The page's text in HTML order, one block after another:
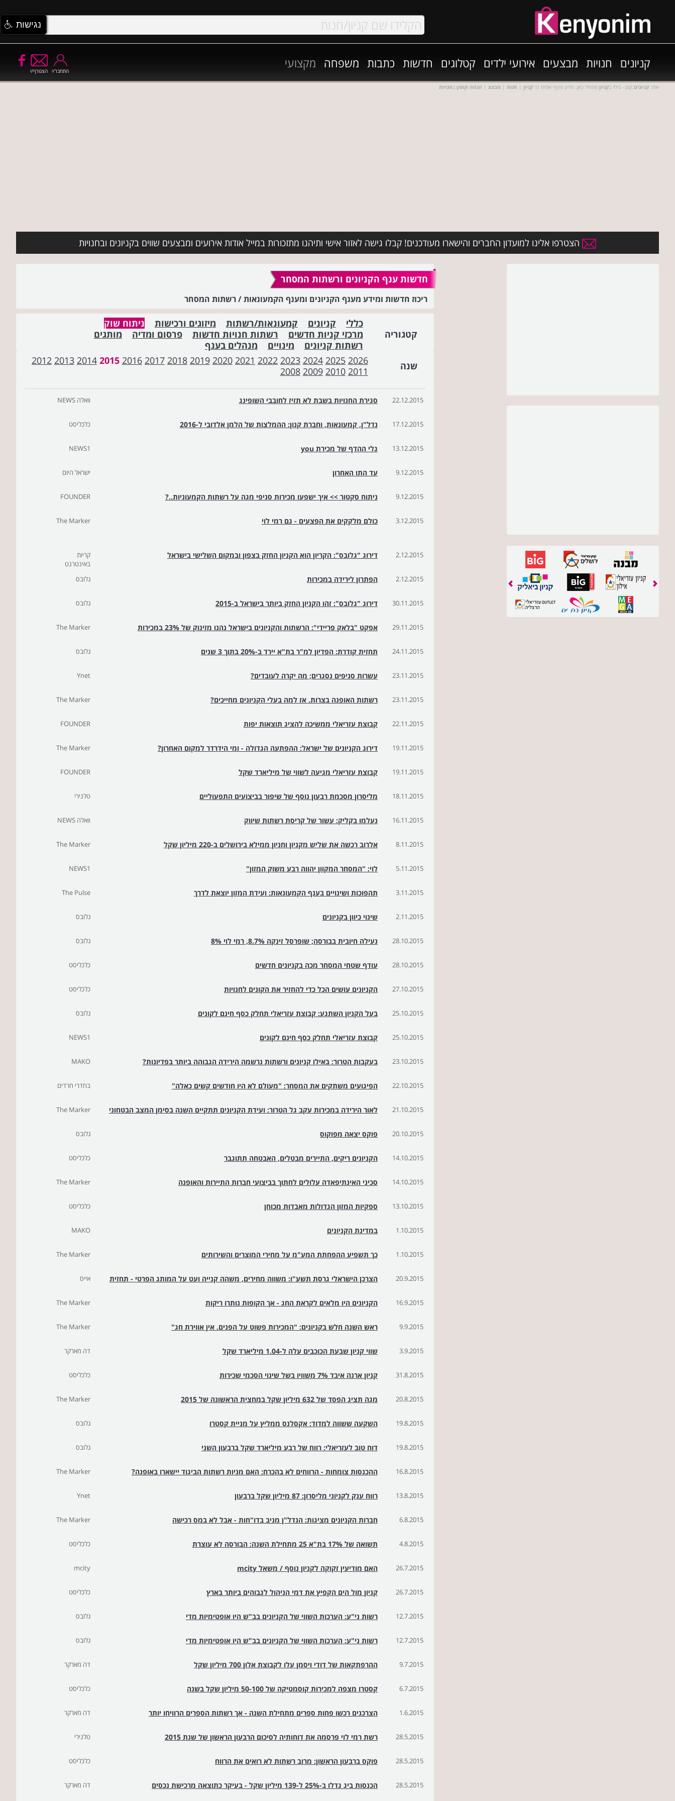
קניונים חנויות מבצעים אירועי ילדים קטלוגים חדשות כתבות משפחה מקצועי
הצטרף/י התחבר/י
אתר קניונים.קום - בילוי בקניון מתחיל כאן. מידע מקיף אודות כל קניון | חנות | מבצע | הנחה וקופון בחנויות
הצטרפו אלינו למועדון החברים והישארו מעודכנים! קבלו גישה לאזור אישי ותיהנו מתזכורות במייל אודות אירועים ומבצעים שווים בקניונים ובחנויות
חדשות ענף הקניונים ורשתות המסחר
ריכוז חדשות ומידע מענף הקניונים ומענף הקמעונאות / רשתות המסחר
קטגוריה
כללי קניונים קמעונאות/רשתות מיזוגים ורכישות
ניתוח שוק
מרכזי קניות חדשים
רשתות חנויות חדשות פרסום ומדיה
מותגים
רשתות קניונים
מינויים
מנהלים בענף
שנה
2026
2025
2024
2023
2022
2021
2020
2019
2018
2017
2016
2015
2014
2013
2012
2011
2010
2009
2008
22.12.2015 סגירת החנויות בשבת לא תזיז לחובבי השופינג וואלה NEWS
17.12.2015 נדל"ן, קמעונאות, וחברת קנון: ההמלצות של הלמן אלדובי ל-2016 כלכליסט
13.12.2015 גלי ההדף של מכירת you NEWS1
9.12.2015 עד התו האחרון ישראל היום
9.12.2015 ניתוח סקטור >> איך ישפעו מכירות סניפי מגה על רשתות הקמעוניות..? FOUNDER
3.12.2015 כולם מלקקים את הפצעים - גם רמי לוי The Marker
2.12.2015 דירוג "גלובס": הקריון הוא הקניון החזק בצפון ובמקום השלישי בישראל
קריות
באינטרנט
2.12.2015
הפתרון לירידה במכירות גלובס
30.11.2015 דירוג "גלובס": זהו הקניון החזק ביותר בישראל ב-2015 גלובס
29.11.2015 אפקט "בלאק פריידי": הרשתות והקניונים בישראל נהנו מזינוק של 23% במכירות The Marker
24.11.2015 תחזית קודרת: הפדיון למ"ר בת"א יירד ב-20% בתוך 3 שנים גלובס
23.11.2015 עשרות סניפים נסגרים; מה יקרה לעובדים? Ynet
23.11.2015 רשתות האופנה בצרות. אז למה בעלי הקניונים מחייכים? The Marker
22.11.2015 קבוצת עזריאלי ממשיכה להציג תוצאות יפות FOUNDER
19.11.2015 דירוג הקניונים של ישראל: ההפתעה הגדולה - ומי הידרדר למקום האחרון? The Marker
19.11.2015 קבוצת עזריאלי מגיעה לשווי של מיליארד שקל FOUNDER
18.11.2015 מליסרון מסכמת רבעון נוסף של שיפור בביצועים התפעוליים טלנירי
16.11.2015 נעלמו בקליק: עשור של קריסת רשתות שיווק וואלה NEWS
8.11.2015 אלרוב רכשה את שליש מקניון וחניון ממילא בירושלים ב-220 מיליון שקל The Marker
5.11.2015 לוי: "המסחר המקוון יהווה רבע משוק המזון" NEWS1
3.11.2015 תהפוכות ושינויים בענף הקמעונאות: ועידת המזון יוצאת לדרך The Pulse
2.11.2015 שינוי כיוון בקניונים גלובס
28.10.2015 נעילה חיובית בבורסה; שופרסל זינקה 8.7%, רמי לוי 8% גלובס
28.10.2015 עודף שטחי המסחר מכה בקניונים חדשים כלכליסט
27.10.2015 הקניונים עושים הכל כדי להחזיר את הקונים לחנויות כלכליסט
25.10.2015 בעל הקניון השתגע: קבוצת עזריאלי תחלק כסף חינם לקונים גלובס
25.10.2015 קבוצת עזריאלי תחלק כסף חינם לקונים NEWS1
23.10.2015 בעקבות הטרור: באילו קניונים ורשתות נרשמה הירידה הגבוהה ביותר בפדיונות? MAKO
22.10.2015 הפיגועים משתקים את המסחר: "מעולם לא היו חודשים קשים כאלה" בחדרי חרדים
21.10.2015 לאור הירידה במכירות עקב גל הטרור: ועידת הקניונים תתקיים השנה בסימן המצב הבטחוני The Marker
20.10.2015 פוקס יצאה מפוקוס גלובס
14.10.2015 הקניונים ריקים, התיירים מבטלים, האבטחה תתוגבר כלכליסט
14.10.2015 סכיני האינתיפאדה עלולים לחתוך בביצועי חברות התיירות והאופנה The Marker
13.10.2015 ספקיות המזון הגדולות מאבדות מכוחן כלכליסט
1.10.2015 במדינת הקניונים MAKO
1.10.2015 כך תשפיע ההפחתת המע"מ על מחירי המוצרים והשירותים The Marker
20.9.2015 הצרכן הישראלי גרסת תשע"ו: משווה מחירים, משהה קנייה ועט על המותג הפרטי - תחזית אייס
16.9.2015 הקניונים היו מלאים לקראת החג - אך הקופות נותרו ריקות The Marker
9.9.2015 ראש השנה חלש בקניונים: "המכירות פשוט על הפנים. אין אווירת חג" The Marker
3.9.2015 שווי קניון שבעת הכוכבים עלה ל-1.04 מיליארד שקל דה מארקר
31.8.2015 קניון ארנה איבד 7% משוויו בשל שינוי הסכמי שכירות כלכליסט
20.8.2015 מגה תציג הפסד של 632 מיליון שקל במחצית הראשונה של 2015 The Marker
19.8.2015 השקעה ששווה למדוד: אקסלנס ממליץ על מניית קסטרו גלובס
19.8.2015 דוח טוב לעזריאלי: רווח של רבע מיליארד שקל ברבעון השני גלובס
16.8.2015 ההכנסות צומחות - הרווחים לא בהכרח: האם מניות רשתות הביגוד יישארו באופנה? The Marker
13.8.2015 רווח ענק לקניוני מליסרון: 87 מיליון שקל ברבעון Ynet
6.8.2015 חברות הקניונים מציגות: הנדל"ן מניב בדו"חות - אבל לא במס רכישה The Marker
4.8.2015 תשואה של 17% בת"א 25 מתחילת השנה: הבורסה לא עוצרת כלכליסט
26.7.2015 האם מודיעין זקוקה לקניון נוסף / משאל mcity mcity
26.7.2015 קניון מול הים הקפיץ את דמי הניהול לגבוהים ביותר בארץ כלכליסט
12.7.2015 רשות ני"ע: הערכות השווי של הקניונים בב"ש היו אופטימיות מדי גלובס
12.7.2015 רשות ני"ע: הערכות השווי של הקניונים בב"ש היו אופטימיות מדי גלובס
9.7.2015 ההרפתקאות של דודי ויסמן עלו לקבוצת אלון 700 מיליון שקל דה מארקר
6.7.2015 קסטרו מצפה למכירות קוסמטיקה של 50-100 מיליון שקל בשנה כלכליסט
1.6.2015 הצרכנים רכשו פחות ספרים מתחילת השנה - אך רשתות הספרים הרוויחו יותר דה מארקר
28.5.2015 רשת רמי לוי פרסמה את דוחותיה לסיכום הרבעון הראשון של שנת 2015 טלנירי
28.5.2015 פוקס ברבעון הראשון: מרוב רשתות לא רואים את הרווח כלכליסט
28.5.2015 הכנסות ביג גדלו ב-25% ל-139 מיליון שקל - בעיקר כתוצאה מרכישת נכסים דה מארקר
נגישות